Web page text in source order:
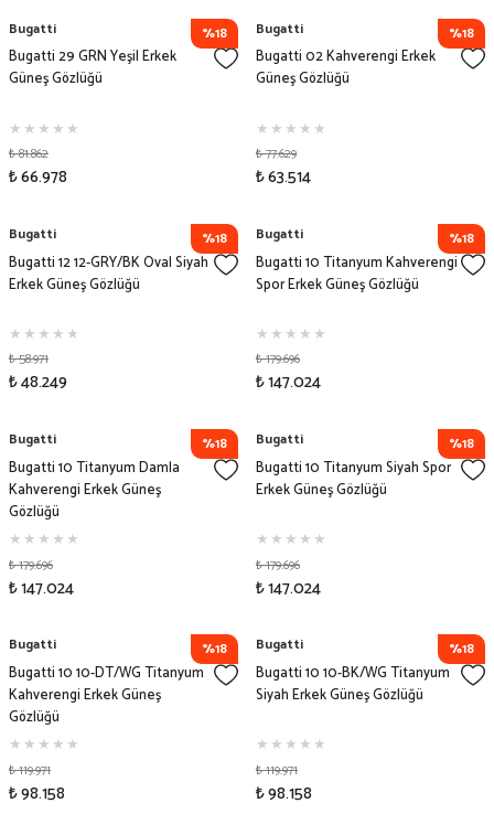
%18
Bugatti
Bugatti 29 GRN Yeşil Erkek
Güneş Gözlüğü
₺ 81.862
₺ 66.978
%18
Bugatti
Bugatti 02 Kahverengi Erkek
Güneş Gözlüğü
₺ 77.629
₺ 63.514
%18
Bugatti
Bugatti 12 12-GRY/BK Oval Siyah
Erkek Güneş Gözlüğü
₺ 58.971
₺ 48.249
%18
Bugatti
Bugatti 10 Titanyum Kahverengi
Spor Erkek Güneş Gözlüğü
₺ 179.696
₺ 147.024
%18
Bugatti
Bugatti 10 Titanyum Damla
Kahverengi Erkek Güneş
Gözlüğü
₺ 179.696
₺ 147.024
%18
Bugatti
Bugatti 10 Titanyum Siyah Spor
Erkek Güneş Gözlüğü
₺ 179.696
₺ 147.024
%18
Bugatti
Bugatti 10 10-DT/WG Titanyum
Kahverengi Erkek Güneş
Gözlüğü
₺ 119.971
₺ 98.158
%18
Bugatti
Bugatti 10 10-BK/WG Titanyum
Siyah Erkek Güneş Gözlüğü
₺ 119.971
₺ 98.158